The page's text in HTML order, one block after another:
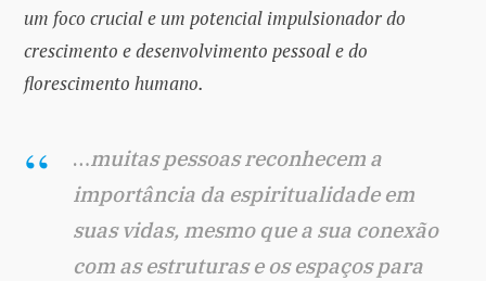
um foco crucial e um potencial impulsionador do
crescimento e desenvolvimento pessoal e do
florescimento humano.
…muitas pessoas reconhecem a
importância da espiritualidade em
suas vidas, mesmo que a sua conexão
com as estruturas e os espaços para